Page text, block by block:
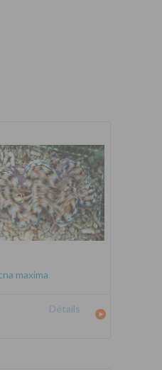
maxima
Détails